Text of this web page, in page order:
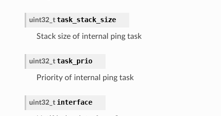
uint32_t task_stack_size
Stack size of internal ping task
uint32_t task_prio
Priority of internal ping task
uint32_t interface